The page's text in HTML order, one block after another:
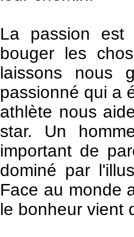
La passion est
bouger les
laissons nous
passionné qui a
athlète nous
star. Un
important de
dominé par
Face au monde
le bonheur vient